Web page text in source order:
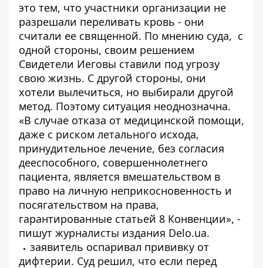
это тем, что участники организации не
разрешали переливать кровь - они
считали ее священной. По мнению суда, с
одной стороны, своим решением
Свидетели Иеговы ставили под угрозу
свою жизнь. С другой стороны, они
хотели вылечиться, но выбирали другой
метод. Поэтому ситуация неоднозначна.
«В случае отказа от медицинской помощи,
даже с риском летального исхода,
принудительное лечение, без согласия
дееспособного, совершеннолетнего
пациента, является вмешательством в
право на личную неприкосновенность и
посягательством на права,
гарантированные статьей 8 Конвенции», -
пишут журналисты издания Delo.ua.
заявитель оспаривал прививку от
дифтерии. Суд решил, что если перед